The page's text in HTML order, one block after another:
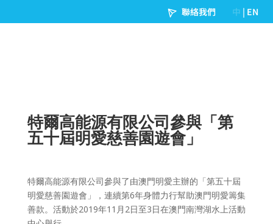
特爾高能源有限公司參與「第
五十屆明愛慈善園遊會」
特爾高能源有限公司參與了由澳門明愛主辦的「第五十屆
明愛慈善園遊會」，連續第6年身體力行幫助澳門明愛籌集
善款。活動於2019年11 月 2日至3日在澳門南灣湖水上活動